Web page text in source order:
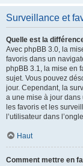
Surveillance et
Quelle est la
Avec phpBB 3.0, la
favoris dans un
phpBB 3.1, la mise en
sujet. Vous pouvez
jour. Cependant, la
a une mise à jour
les favoris et les
l’utilisateur dans
Haut
Comment mettre en